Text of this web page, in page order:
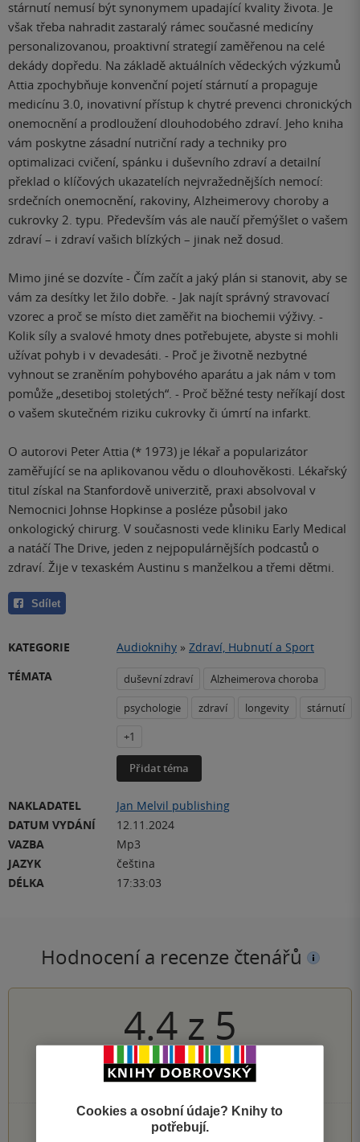
stárnutí nemusí být synonymem upadající kvality života. Je
však třeba nahradit zastaralý rámec současné medicíny
personalizovanou, proaktivní strategií zaměřenou na celé
dekády dopředu. Na základě aktuálních vědeckých výzkumů
Attia zpochybňuje konvenční pojetí stárnutí a propaguje
medicínu 3.0, inovativní přístup k chytré prevenci chronických
onemocnění a prodloužení dlouhodobého zdraví. Jeho kniha
vám poskytne zásadní nutriční rady a techniky pro
optimalizaci cvičení, spánku i duševního zdraví a detailní
překlad o klíčových ukazatelích nejvražednějších nemocí:
srdečních onemocnění, rakoviny, Alzheimerovy choroby a
cukrovky 2. typu. Především vás ale naučí přemýšlet o vašem
zdraví – i zdraví vašich blízkých – jinak než dosud.
Mimo jiné se dozvíte - Čím začít a jaký plán si stanovit, aby se
vám za desítky let žilo dobře. - Jak najít správný stravovací
vzorec a proč se místo diet zaměřit na biochemii výživy. -
Kolik síly a svalové hmoty dnes potřebujete, abyste si mohli
užívat pohyb i v devadesáti. - Proč je životně nezbytné
vyhnout se zraněním pohybového aparátu a jak nám v tom
pomůže „desetiboj stoletých“. - Proč běžné testy neříkají dost
o vašem skutečném riziku cukrovky či úmrtí na infarkt.
O autorovi Peter Attia (* 1973) je lékař a popularizátor
zaměřující se na aplikovanou vědu o dlouhověkosti. Lékařský
titul získal na Stanfordově univerzitě, praxi absolvoval v
Nemocnici Johnse Hopkinse a posléze působil jako
onkologický chirurg. V současnosti vede kliniku Early Medical
a natáčí The Drive, jeden z nejpopulárnějších podcastů o
zdraví. Žije v texaském Austinu s manželkou a třemi dětmi.
Sdílet
KATEGORIE Audioknihy » Zdraví, Hubnutí a Sport
TÉMATA
duševní zdraví
Alzheimerova choroba
psychologie
zdraví longevity
stárnutí
+1
Přidat téma
NAKLADATEL
Jan Melvil publishing
DATUM VYDÁNÍ
12.11.2024
VAZBA
Mp3
JAZYK
čeština
DÉLKA
17:33:03
Hodnocení a recenze čtenářů
4.4 z 5
8hodnocení čtenářů
6×
5 hvězdiček
Cookies a osobní údaje? Knihy to
potřebují.